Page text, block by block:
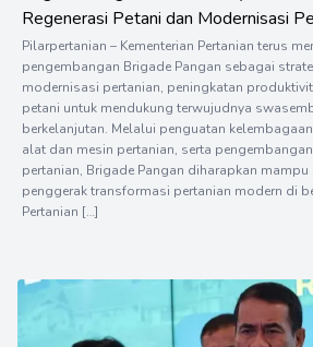
Regenerasi Petani dan Modernisasi
Pilarpertanian – Kementerian Pertanian terus
pengembangan Brigade Pangan sebagai
modernisasi pertanian, peningkatan
petani untuk mendukung terwujudnya
berkelanjutan. Melalui penguatan
alat dan mesin pertanian, serta
pertanian, Brigade Pangan diharapkan
penggerak transformasi pertanian modern di
Pertanian […]